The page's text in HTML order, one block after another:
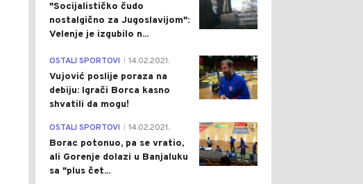
"Socijalističko čudo
nostalgično za Jugoslavijom":
Velenje je izgubilo n...
1
OSTALI SPORTOVI 14.02.2021.
Vujović poslije poraza na
debiju: Igrači Borca kasno
shvatili da mogu!
3
OSTALI SPORTOVI 14.02.2021.
Borac potonuo, pa se vratio,
ali Gorenje dolazi u Banjaluku
sa "plus čet...